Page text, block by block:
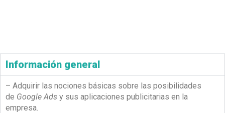
Información general
– Adquirir las nociones básicas sobre las posibilidades
de Google Ads y sus aplicaciones publicitarias en la
empresa.